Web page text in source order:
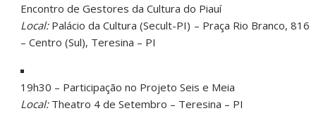
Encontro de Gestores da Cultura do Piauí
Local:Palácio da Cultura (Secult-PI) – Praça Rio Branco, 816
– Centro (Sul), Teresina – PI
19h30 – Participação no Projeto Seis e Meia
Local:Theatro 4 de Setembro – Teresina – PI